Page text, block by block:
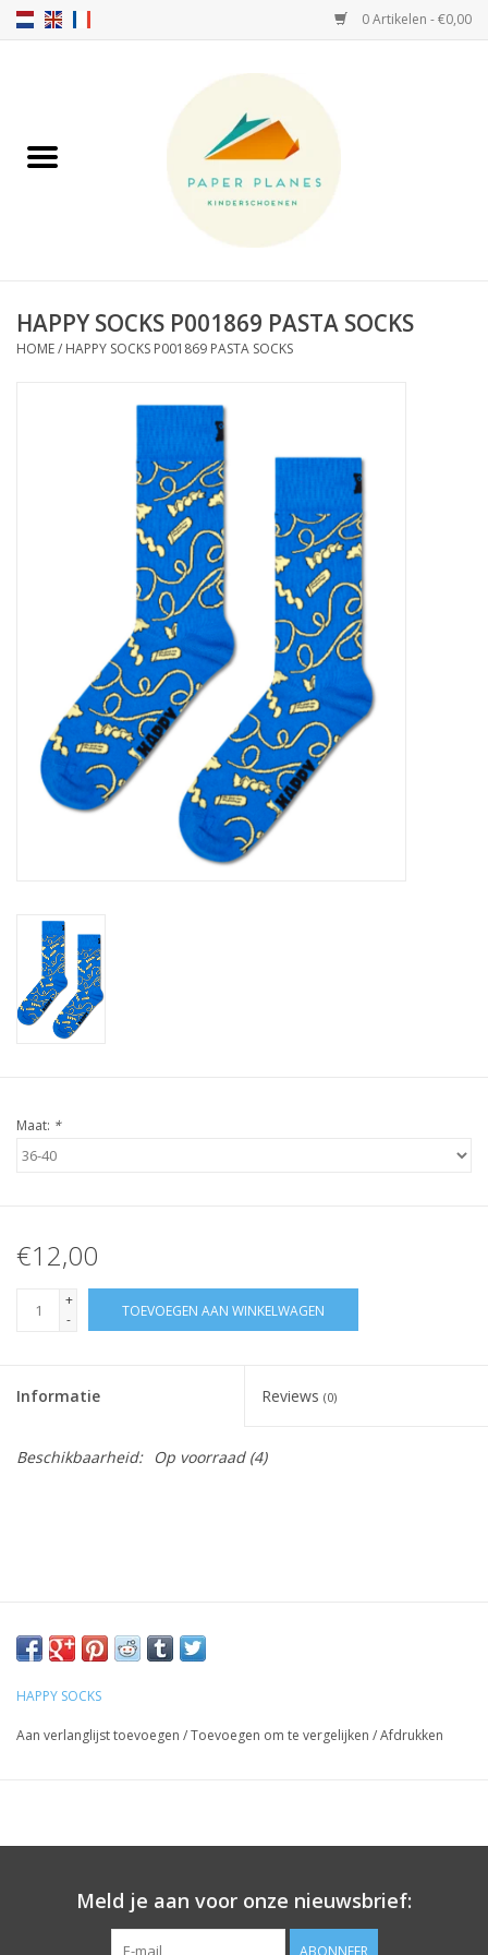
0 Artikelen - €0,00
FW26-27
HELLO HOSSY petten
Cadeaubonnen
METEN IS WETEN!
#MYCLIENTSARETHECUTEST
HAPPY SOCKS P001869 PASTA SOCKS
HOME/ HAPPY SOCKS P001869 PASTA SOCKS
Maat: *
€12,00
+
-
TOEVOEGEN AAN WINKELWAGEN
Informatie Reviews (0)
Beschikbaarheid: Op voorraad(4)
HAPPY SOCKS
Aan verlanglijst toevoegen /Toevoegen om te vergelijken /Afdrukken
Meld je aan voor onze nieuwsbrief: